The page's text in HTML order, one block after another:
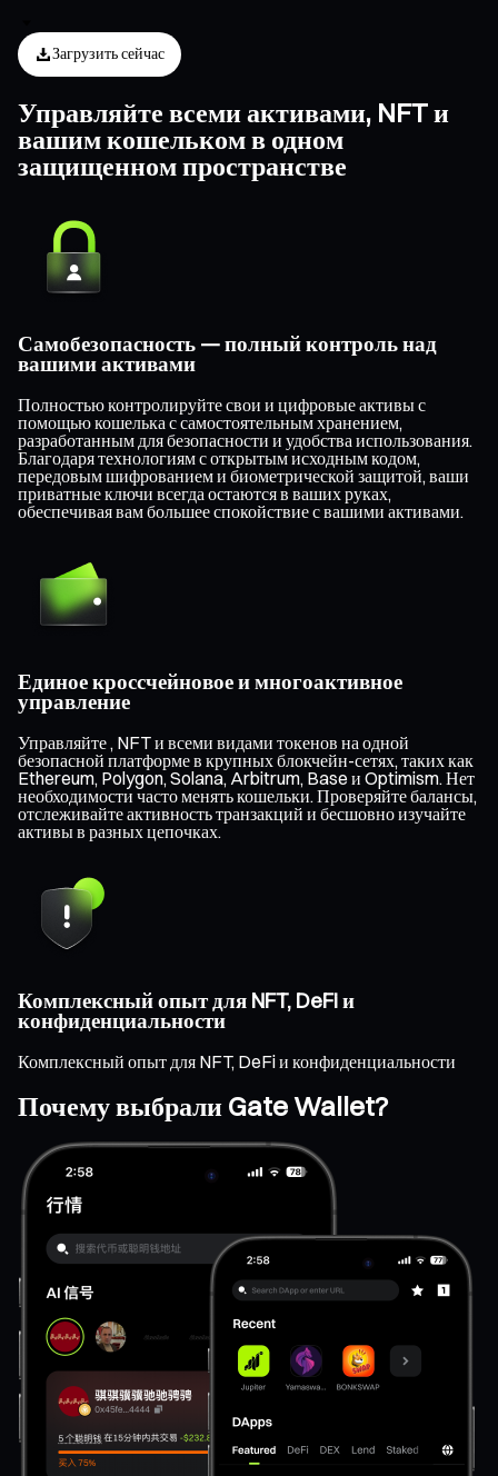
Загрузить сейчас
Управляйте всеми активами, NFT и
вашим кошельком в одном
защищенном пространстве
Самобезопасность — полный контроль над
вашими активами
Полностью контролируйте свои и цифровые активы с
помощью кошелька с самостоятельным хранением,
разработанным для безопасности и удобства использования.
Благодаря технологиям с открытым исходным кодом,
передовым шифрованием и биометрической защитой, ваши
приватные ключи всегда остаются в ваших руках,
обеспечивая вам большее спокойствие с вашими активами.
Единое кроссчейновое и многоактивное
управление
Управляйте , NFT и всеми видами токенов на одной
безопасной платформе в крупных блокчейн-сетях, таких как
Ethereum, Polygon, Solana, Arbitrum, Base и Optimism. Нет
необходимости часто менять кошельки. Проверяйте балансы,
отслеживайте активность транзакций и бесшовно изучайте
активы в разных цепочках.
Комплексный опыт для NFT, DeFi и
конфиденциальности
Комплексный опыт для NFT, DeFi и конфиденциальности
Почему выбрали Gate Wallet?